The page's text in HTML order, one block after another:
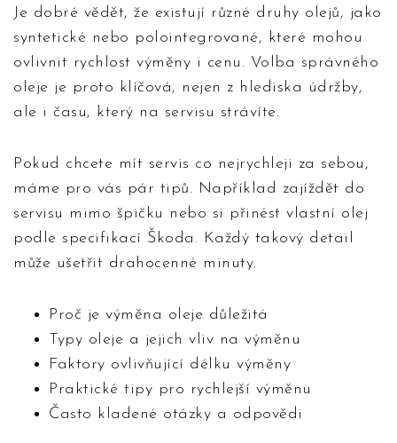
Je dobré vědět, že existují různé druhy olejů, jako
syntetické nebo polointegrované, které mohou
ovlivnit rychlost výměny i cenu. Volba správného
oleje je proto klíčová, nejen z hlediska údržby,
ale i času, který na servisu strávíte.
Pokud chcete mít servis co nejrychleji za sebou,
máme pro vás pár tipů. Například zajíždět do
servisu mimo špičku nebo si přinést vlastní olej
podle specifikací Škoda. Každý takový detail
může ušetřit drahocenné minuty.
Proč je výměna oleje důležitá
Typy oleje a jejich vliv na výměnu
Faktory ovlivňující délku výměny
Praktické tipy pro rychlejší výměnu
Často kladené otázky a odpovědi